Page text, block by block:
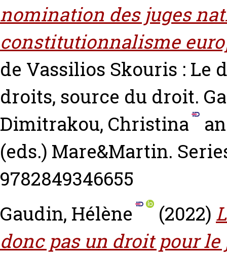
nomination des juges
constitutionnalisme
de Vassilios Skouris : Le
droits, source du droit.
Dimitrakou, Christina
(eds.) Mare&Martin.
9782849346655
Gaudin, Hélène
(2022)
donc pas un droit pour le